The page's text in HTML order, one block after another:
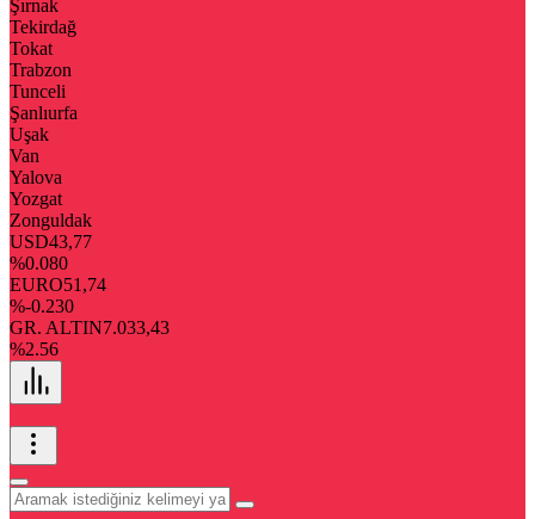
Şırnak
Tekirdağ
Tokat
Trabzon
Tunceli
Şanlıurfa
Uşak
Van
Yalova
Yozgat
Zonguldak
USD43,77
%0.080
EURO51,74
%-0.230
GR. ALTIN7.033,43
%2.56